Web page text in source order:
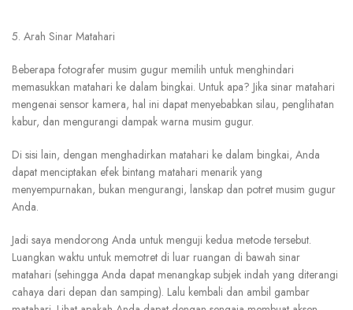
5. Arah Sinar Matahari
Beberapa fotografer musim gugur memilih untuk menghindari
memasukkan matahari ke dalam bingkai. Untuk apa? Jika sinar matahari
mengenai sensor kamera, hal ini dapat menyebabkan silau, penglihatan
kabur, dan mengurangi dampak warna musim gugur.
Di sisi lain, dengan menghadirkan matahari ke dalam bingkai, Anda
dapat menciptakan efek bintang matahari menarik yang
menyempurnakan, bukan mengurangi, lanskap dan potret musim gugur
Anda.
Jadi saya mendorong Anda untuk menguji kedua metode tersebut.
Luangkan waktu untuk memotret di luar ruangan di bawah sinar
matahari (sehingga Anda dapat menangkap subjek indah yang diterangi
cahaya dari depan dan samping). Lalu kembali dan ambil gambar